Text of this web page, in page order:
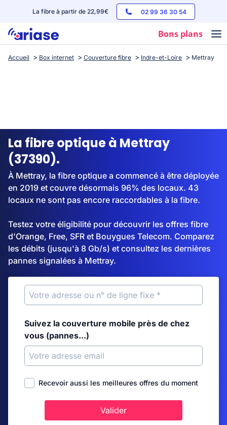
La fibre à partir de 22,99€ 02 99 36 30 54
Bons plans
Box internet
Streaming
Accueil Box internet Couverture fibre Indre-et-Loire Mettray
La fibre optique à Mettray
(37390).
À Mettray, la fibre optique a commencé à être déployée
en 2019 et couvre désormais 96% des locaux. 43
locaux ne sont pas encore raccordables à la fibre.
Testez votre éligibilité pour découvrir les offres fibre
d'Orange, Free, SFR et Bouygues Telecom. Comparez
les débits (jusqu'à 8 Gb/s) et consultez les dernières
pannes signalées à Mettray.
Suivez la couverture mobile près de chez
vous (pannes...)
Recevoir aussi les meilleures offres du moment
Valider